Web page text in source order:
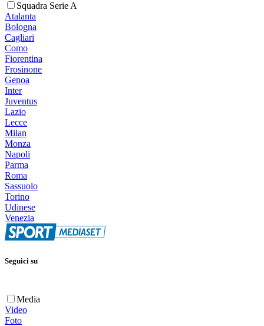
Squadra Serie A
Atalanta
Bologna
Cagliari
Como
Fiorentina
Frosinone
Genoa
Inter
Juventus
Lazio
Lecce
Milan
Monza
Napoli
Parma
Roma
Sassuolo
Torino
Udinese
Venezia
Seguici su
Media
Video
Foto